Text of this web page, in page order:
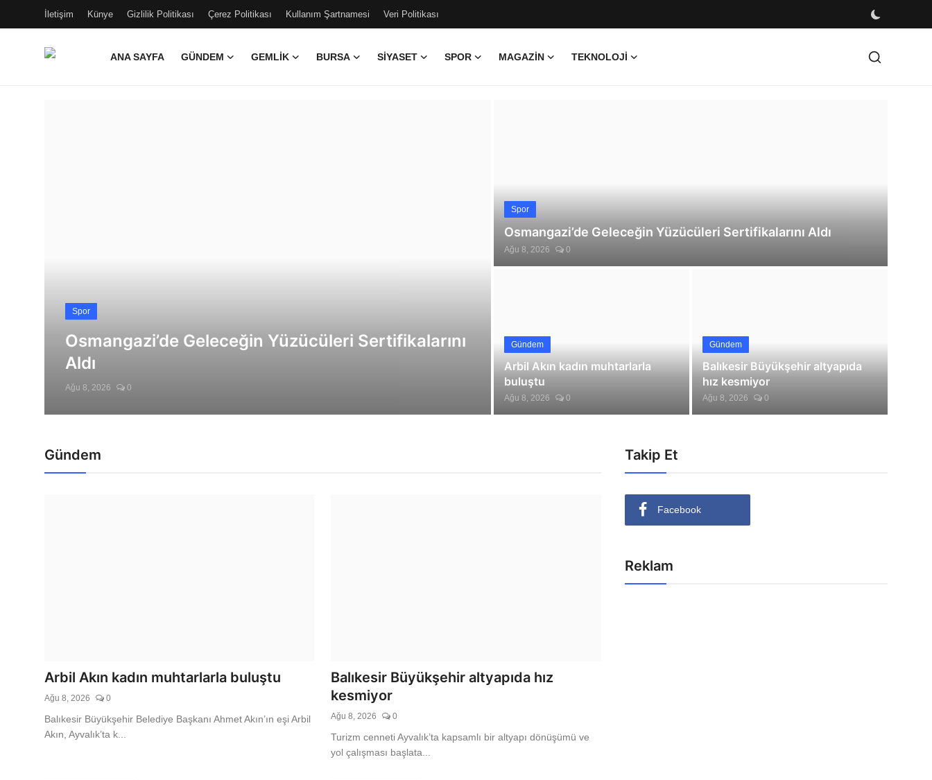
İletişim Künye Gizlilik Politikası Çerez Politikası Kullanım Şartnamesi Veri Politikası
ANA SAYFA GÜNDEM GEMLIK BURSA SIYASET SPOR MAGAZIN TEKNOLOJI
Gizlilik Politikası
Kullanım Şartnamesi
Spor
Osmangazi’de Geleceğin Yüzücüleri Sertifikalarını
Aldı
Ağu 8, 2026 0
Arbil Akın kadın muhtarlarla buluştu
Ağu 8, 2026
Spor
Osmangazi’de Geleceğin Yüzücüleri Sertifikalarını Aldı
Ağu 8, 2026 0
Gündem
Arbil Akın kadın muhtarlarla
buluştu
Ağu 8, 2026 0
Gündem
Balıkesir Büyükşehir altyapıda
hız kesmiyor
Ağu 8, 2026 0
Gündem
Arbil Akın kadın muhtarlarla buluştu
Ağu 8, 2026 0
Balıkesir Büyükşehir Belediye Başkanı Ahmet Akın’ın eşi Arbil
Akın, Ayvalık’ta k...
Balıkesir Büyükşehir altyapıda hız
kesmiyor
Ağu 8, 2026 0
Turizm cenneti Ayvalık’ta kapsamlı bir altyapı dönüşümü ve
yol çalışması başlata...
Takip Et
Facebook
Reklam